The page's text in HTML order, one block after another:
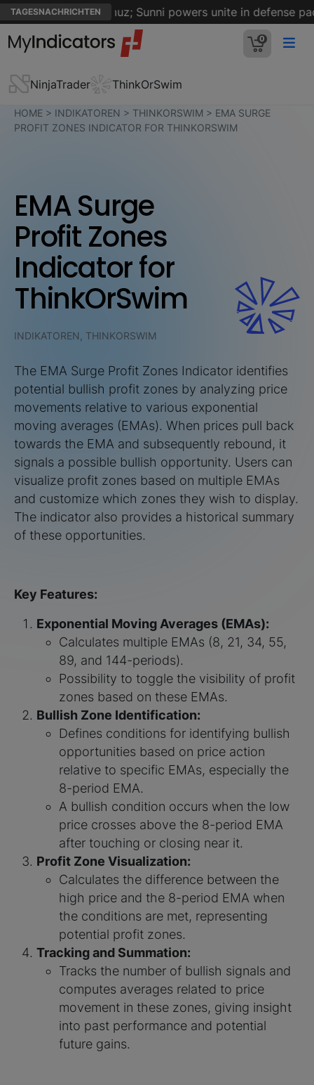
TAGESNACHRICHTEN
on Strait of Hormuz; Sunni powers unite in defense pact
0
NinjaTrader ThinkOrSwim
HOME > INDIKATOREN > THINKORSWIM > EMA SURGE
PROFIT ZONES INDICATOR FOR THINKORSWIM
EMA Surge
Profit Zones
Indicator for
ThinkOrSwim
INDIKATOREN, THINKORSWIM
The EMA Surge Profit Zones Indicator identifies
potential bullish profit zones by analyzing price
movements relative to various exponential
moving averages (EMAs). When prices pull back
towards the EMA and subsequently rebound, it
signals a possible bullish opportunity. Users can
visualize profit zones based on multiple EMAs
and customize which zones they wish to display.
The indicator also provides a historical summary
of these opportunities.
Key Features:
Exponential Moving Averages (EMAs):
Calculates multiple EMAs (8, 21, 34, 55,
89, and 144-periods).
Possibility to toggle the visibility of profit
zones based on these EMAs.
Bullish Zone Identification:
Defines conditions for identifying bullish
opportunities based on price action
relative to specific EMAs, especially the
8-period EMA.
A bullish condition occurs when the low
price crosses above the 8-period EMA
after touching or closing near it.
Profit Zone Visualization:
Calculates the difference between the
high price and the 8-period EMA when
the conditions are met, representing
potential profit zones.
Tracking and Summation:
Tracks the number of bullish signals and
computes averages related to price
movement in these zones, giving insight
into past performance and potential
future gains.